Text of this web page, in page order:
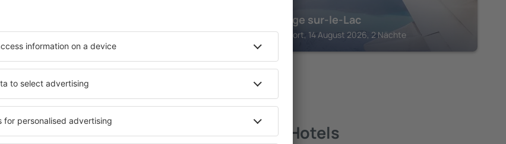
Levis, 14 August 2026, 2 Nächte
Entourage sur-le-Lac
Lac-Beauport, 14 August 2026, 2 Nächte
Mehr Hotels ansehen in Charlesbourg
Charlesbourg – beste Hotels